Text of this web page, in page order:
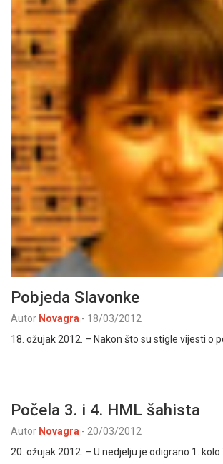
Pobjeda Slavonke
Autor Novagra - 18/03/2012
18. ožujak 2012. – Nakon što su stigle vijesti o
Počela 3. i 4. HML šahista
Autor Novagra - 20/03/2012
20. ožujak 2012. – U nedjelju je odigrano 1. kolo